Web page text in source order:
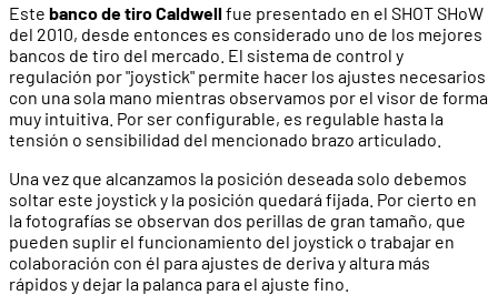
Este banco de tiro Caldwellfue presentado en el SHOT SHoW
del 2010, desde entonces es considerado uno de los mejores
bancos de tiro del mercado. El sistema de control y
regulación por "joystick" permite hacer los ajustes necesarios
con una sola mano mientras observamos por el visor de forma
muy intuitiva. Por ser configurable, es regulable hasta la
tensión o sensibilidad del mencionado brazo articulado.
Una vez que alcanzamos la posición deseada solo debemos
soltar este joystick y la posición quedará fijada. Por cierto en
la fotografías se observan dos perillas de gran tamaño, que
pueden suplir el funcionamiento del joystick o trabajar en
colaboración con él para ajustes de deriva y altura más
rápidos y dejar la palanca para el ajuste fino.